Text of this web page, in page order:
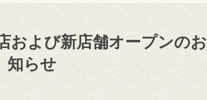
および新店舗オープンのお
知らせ